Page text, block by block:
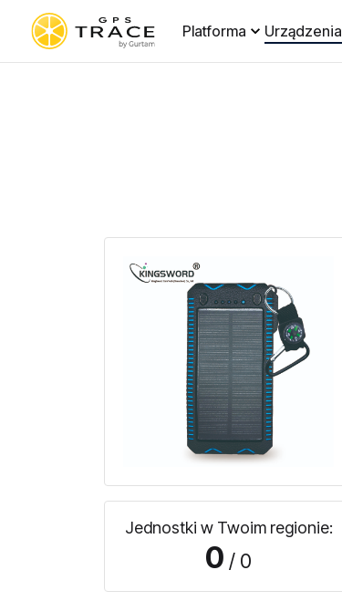
Platforma Urządzenia
Jednostki w Twoim regionie:
0 / 0